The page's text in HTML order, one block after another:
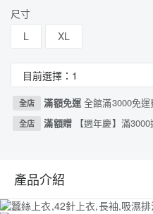
尺寸
L
XL
全店 滿額免運全館滿3000免運
全店 滿額贈 【週年慶】滿
產品介紹